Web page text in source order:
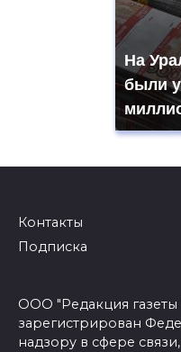
На
были
Контакты
Подписка
ООО "Редакция
зарегистрирован
надзору в сфере